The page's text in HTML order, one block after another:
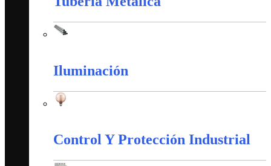
Iluminación
Control Y Protección Industrial